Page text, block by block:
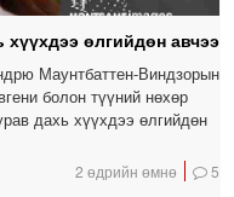
хүүхдээ өлгийдөн авчээ
Маунтбаттен-Виндзорын
болон түүний нөхөр
дахь хүүхдээ өлгийдөн
2 өдрийн өмнө 5